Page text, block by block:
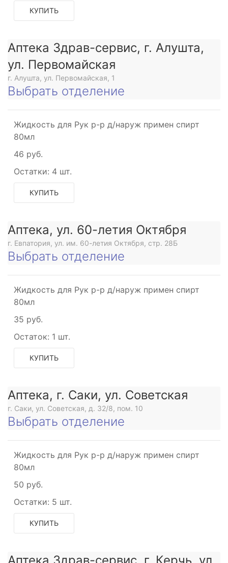
КУПИТЬ
Аптека Здрав-сервис, г. Алушта,
ул. Первомайская
г. Алушта, ул. Первомайская, 1
Выбрать отделение
Жидкость для Рук р-р д/наруж примен спирт
80мл
46 руб.
Остатки: 4 шт.
КУПИТЬ
Аптека, ул. 60-летия Октября
г. Евпатория, ул. им. 60-летия Октября, стр. 28Б
Выбрать отделение
Жидкость для Рук р-р д/наруж примен спирт
80мл
35 руб.
Остаток: 1 шт.
КУПИТЬ
Аптека, г. Саки, ул. Советская
г. Саки, ул. Советская, д. 32/8, пом. 10
Выбрать отделение
Жидкость для Рук р-р д/наруж примен спирт
80мл
50 руб.
Остатки: 5 шт.
КУПИТЬ